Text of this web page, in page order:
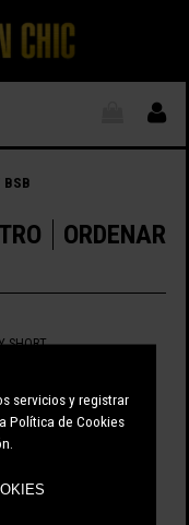
servicios y registrar
Política de Cookies
BSB
ORDENAR
SHORT